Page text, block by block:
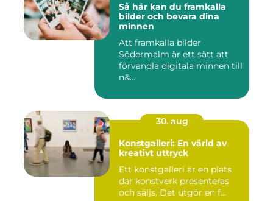
Så här kan du framkalla
bilder och bevara dina
minnen
Att framkalla bilder
Södermalm är ett sätt att
förvandla digitala minnen till
n&...
30. aug
Konstgalleri: En värld av
kreativt uttryck
Ett konstgalleri är en plats
där konstverk presenteras
och säljs. Det utgör en f...